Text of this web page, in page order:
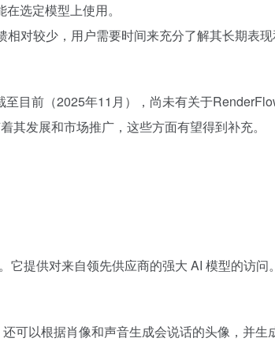
选定模型上使用。
对较少，用户需要时间来充分了解其长期表现
目前（2025年11月），尚未有关于
发展和市场推广，这些方面有望得到补充。
提供对来自领先供应商的强大 AI 模型的访问。
可以根据肖像和声音生成会说话的头像，并生